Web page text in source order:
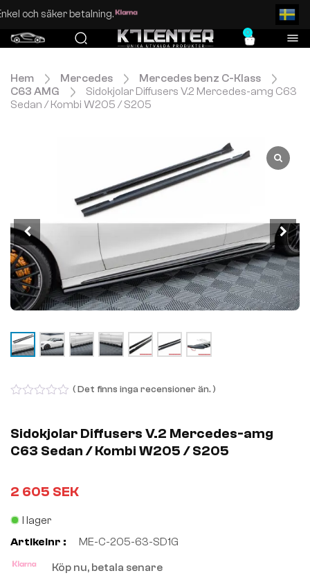
Enkel och säker betalning.
0
Hem Mercedes
Mercedes benz C-Klass
C63 AMG
Sidokjolar Diffusers V.2 Mercedes-amg C63
Sedan / Kombi W205 / S205
of
5
( Det finns inga recensioner än. )
Sidokjolar Diffusers V.2 Mercedes-amg
C63 Sedan / Kombi W205 / S205
2 605 SEK
I lager
Artikelnr :
ME-C-205-63-SD1G
Köp nu, betala senare